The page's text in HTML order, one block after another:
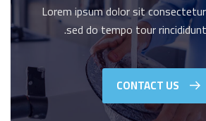
Lorem ipsum dolor sit
sed do tempo tour
CONTACT US